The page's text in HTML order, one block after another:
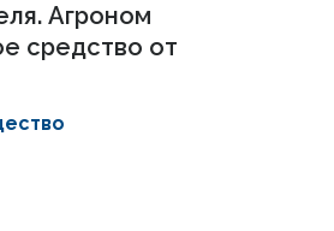
Агроном
средство от